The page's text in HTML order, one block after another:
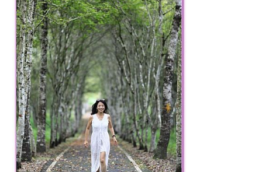
及
旅
遊
雜
誌
專
欄、
觀
光
局
合
作